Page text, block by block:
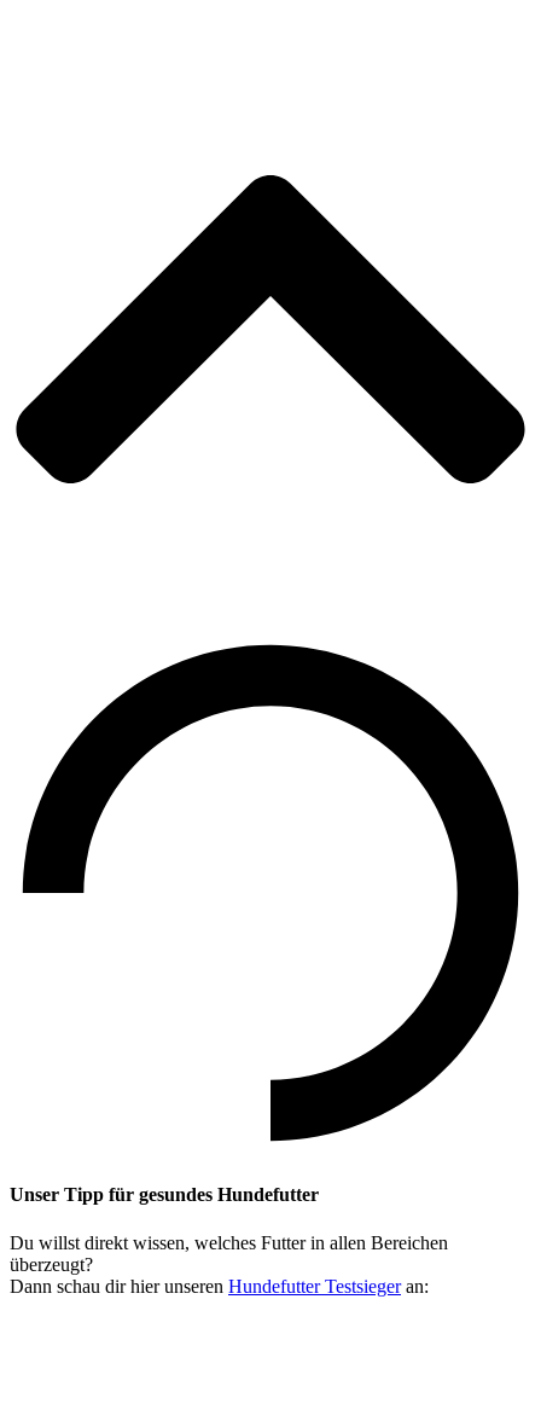
Unser Tipp für gesundes Hundefutter
Du willst direkt wissen, welches Futter in allen Bereichen
überzeugt?
Dann schau dir hier unseren Hundefutter Testsiegeran: